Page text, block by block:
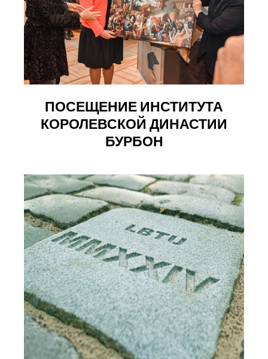
ПОСЕЩЕНИЕ ИНСТИТУТА
КОРОЛЕВСКОЙ ДИНАСТИИ
БУРБОН